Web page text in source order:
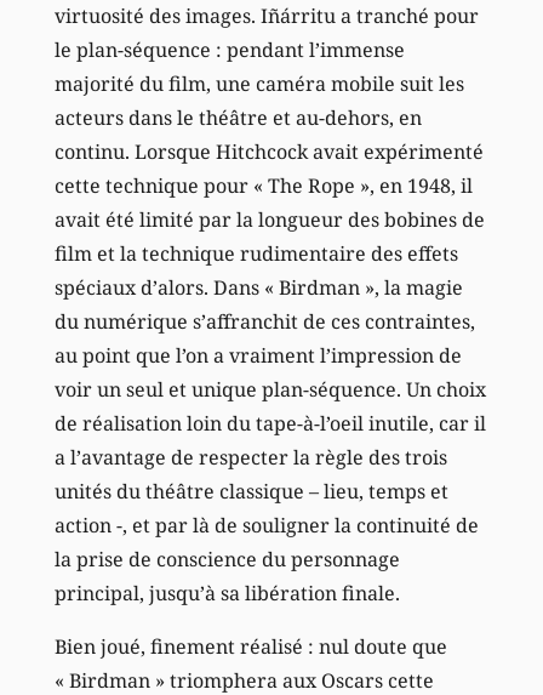
virtuosité des images. Iñárritu a tranché pour
le plan-séquence : pendant l’immense
majorité du film, une caméra mobile suit les
acteurs dans le théâtre et au-dehors, en
continu. Lorsque Hitchcock avait expérimenté
cette technique pour « The Rope », en 1948, il
avait été limité par la longueur des bobines de
film et la technique rudimentaire des effets
spéciaux d’alors. Dans « Birdman », la magie
du numérique s’affranchit de ces contraintes,
au point que l’on a vraiment l’impression de
voir un seul et unique plan-séquence. Un choix
de réalisation loin du tape-à-l’oeil inutile, car il
a l’avantage de respecter la règle des trois
unités du théâtre classique – lieu, temps et
action -, et par là de souligner la continuité de
la prise de conscience du personnage
principal, jusqu’à sa libération finale.
Bien joué, finement réalisé : nul doute que
« Birdman » triomphera aux Oscars cette